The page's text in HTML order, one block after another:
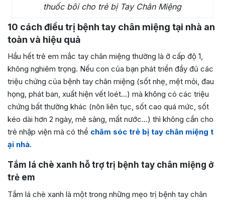
thuốc bôi cho trẻ bị Tay Chân Miệng
10 cách điều trị bệnh tay chân miệng tại nhà an
toàn và hiệu quả
Hầu hết trẻ em mắc tay chân miệng thường là ở cấp độ 1,
không nghiêm trọng. Nếu con của bạn phát triển đầy đủ các
triệu chứng của bệnh tay chân miệng (sốt nhẹ, mệt mỏi, đau
họng, phát ban, xuất hiện vết loét…) mà không có các triệu
chứng bất thường khác (nôn liên tục, sốt cao quá mức, sốt
kéo dài hơn 2 ngày, mê sảng, mất nước…) thì không cần cho
trẻ nhập viện mà có thể chăm sóc trẻ bị tay chân miệng t
ại nhà.
Tắm lá chè xanh hỗ trợ trị bệnh tay chân miệng ở
trẻ em
Tắm lá chè xanh là một trong những mẹo trị bệnh tay chân